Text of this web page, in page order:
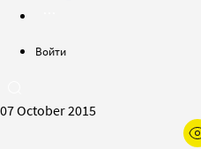
Войти
07 October 2015